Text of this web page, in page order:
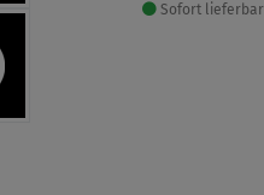
Sofort lieferbar